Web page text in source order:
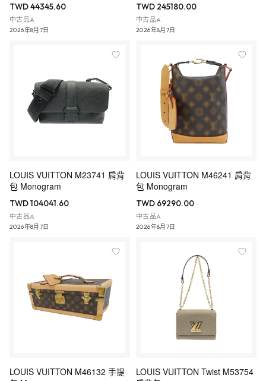
TWD 44345.60
中古品A
2026年8月7日
TWD 245180.00
中古品A
2026年8月7日
LOUIS VUITTON M23741 肩背
包 Monogram
TWD 104041.60
中古品A
2026年8月7日
LOUIS VUITTON M46241 肩背
包 Monogram
TWD 69290.00
中古品A
2026年8月7日
LOUIS VUITTON M46132 手提
LOUIS VUITTON Twist M53754